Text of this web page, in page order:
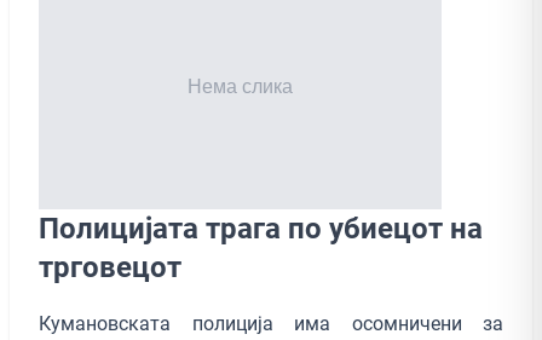
Полицијата трага по убиецот на
трговецот
Кумановската полиција има осомничени за